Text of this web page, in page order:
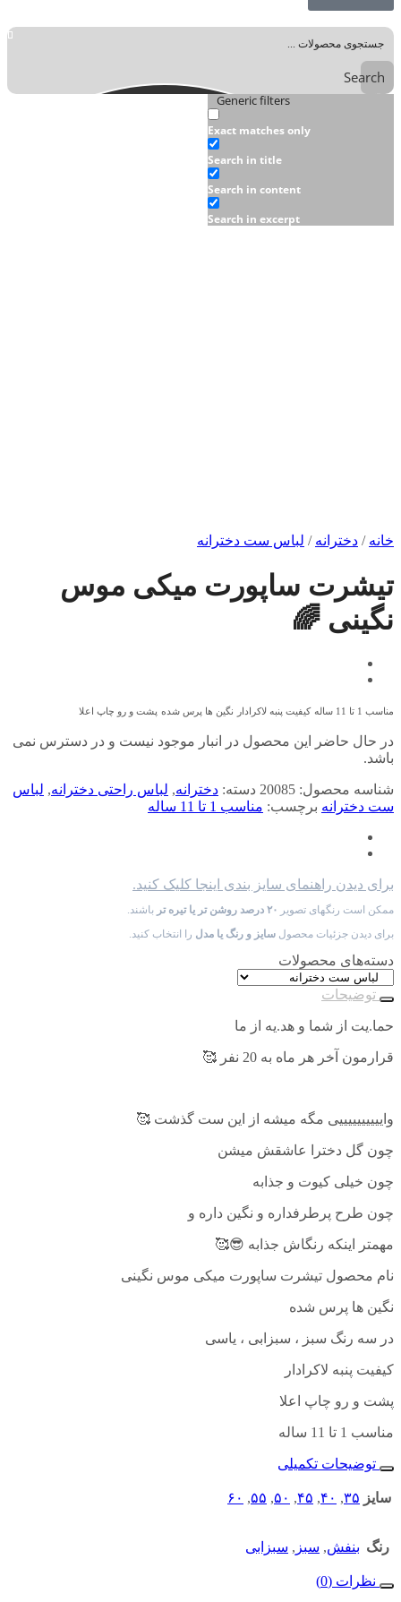
Search
Generic filters
Exact matches only
Search in title
Search in content
Search in excerpt
خانه / دخترانه / لباس ست دخترانه
تیشرت ساپورت میکی موس
نگینی 🌈
مناسب 1 تا 11 ساله کیفیت پنبه لاکرادار نگین ها پرس شده پشت و رو چاپ اعلا
در حال حاضر این محصول در انبار موجود نیست و در دسترس نمی
باشد.
شناسه محصول: 20085 دسته: دخترانه, لباس راحتی دخترانه, لباس
ست دخترانه برچسب: مناسب 1 تا 11 ساله
برای دیدن راهنمای سایز بندی اینجا کلیک کنید.
ممکن است رنگهای تصویر ۲۰ درصد روشن تر یا تیره تر
باشند.
برای دیدن جزئیات محصول سایز و رنگ یا مدل را انتخاب کنید.
دسته‌های محصولات
توضیحات
حما.یت از شما و هد.یه از ما
قرارمون آخر هر ماه به 20 نفر 🥰
واییییییییییی مگه میشه از این ست گذشت 🥰
چون گل دخترا عاشقش میشن
چون خیلی کیوت و جذابه
چون طرح پرطرفداره و نگین داره و
مهمتر اینکه رنگاش جذابه 😎🥰
نام محصول تیشرت ساپورت میکی موس نگینی
نگین ها پرس شده
در سه رنگ سبز ، سبزابی ، یاسی
کیفیت پنبه لاکرا‌دار
پشت و رو چاپ اعلا
مناسب 1 تا 11 ساله
توضیحات تکمیلی
سایز ۳۵, ۴۰, ۴۵, ۵۰, ۵۵, ۶۰
رنگ بنفش, سبز , سبزابی
نظرات (0)